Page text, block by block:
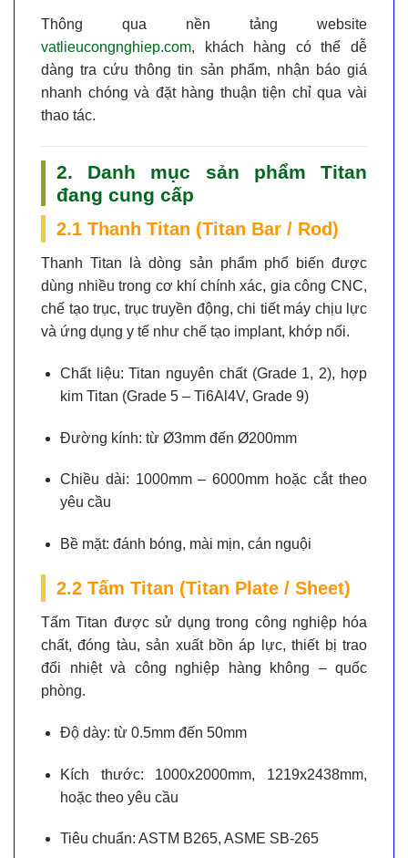
Thông qua nền tảng website
vatlieucongnghiep.com, khách hàng có thể dễ
dàng tra cứu thông tin sản phẩm, nhận báo giá
nhanh chóng và đặt hàng thuận tiện chỉ qua vài
thao tác.
2. Danh mục sản phẩm Titan
đang cung cấp
2.1 Thanh Titan (Titan Bar / Rod)
Thanh Titan là dòng sản phẩm phổ biến được
dùng nhiều trong cơ khí chính xác, gia công CNC,
chế tạo trục, trục truyền động, chi tiết máy chịu lực
và ứng dụng y tế như chế tạo implant, khớp nối.
Chất liệu: Titan nguyên chất (Grade 1, 2), hợp
kim Titan (Grade 5 – Ti6Al4V, Grade 9)
Đường kính: từ Ø3mm đến Ø200mm
Chiều dài: 1000mm – 6000mm hoặc cắt theo
yêu cầu
Bề mặt: đánh bóng, mài mịn, cán nguội
2.2 Tấm Titan (Titan Plate / Sheet)
Tấm Titan được sử dụng trong công nghiệp hóa
chất, đóng tàu, sản xuất bồn áp lực, thiết bị trao
đổi nhiệt và công nghiệp hàng không – quốc
phòng.
Độ dày: từ 0.5mm đến 50mm
Kích thước: 1000x2000mm, 1219x2438mm,
hoặc theo yêu cầu
Tiêu chuẩn: ASTM B265, ASME SB-265